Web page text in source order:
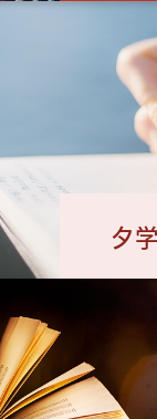
夕